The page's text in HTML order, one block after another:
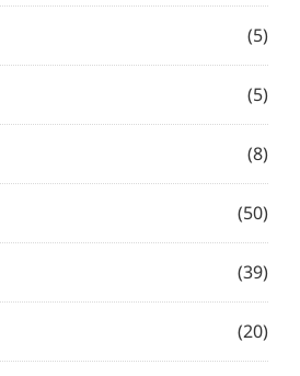
(5)
(5)
(8)
(50)
(39)
(20)